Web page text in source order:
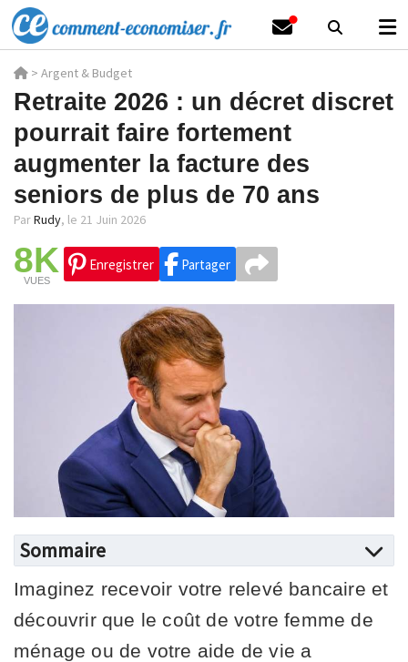
> Argent & Budget
Retraite 2026 : un décret discret
pourrait faire fortement
augmenter la facture des
seniors de plus de 70 ans
ParRudy, le 21 Juin 2026
8K
VUES
Enregistrer Partager
Sommaire
Imaginez recevoir votre relevé bancaire et
découvrir que le coût de votre femme de
ménage ou de votre aide de vie a